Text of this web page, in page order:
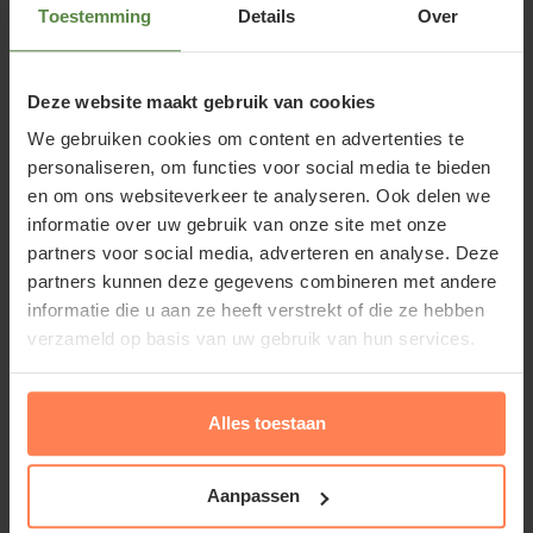
Toestemming Details Over
Deze website maakt gebruik van cookies
We gebruiken cookies om content en advertenties te
personaliseren, om functies voor social media te bieden
en om ons websiteverkeer te analyseren. Ook delen we
informatie over uw gebruik van onze site met onze
partners voor social media, adverteren en analyse. Deze
partners kunnen deze gegevens combineren met andere
informatie die u aan ze heeft verstrekt of die ze hebben
verzameld op basis van uw gebruik van hun services.
Alles toestaan
Aanpassen
hieronder voor meer informatie.
Ten opzichte van haar grootbloemige
violenbroertjes groeit dit mini-winterviooltje
bossiger. Dit mini-viooltje bloeit met van geel naar
crème-wit verkleurende kroonbladeren en een bijna
zwart oogje. Dit viooltje bloeit gedurende de hele
winter. Bij vorst beschermt de plant zichzelf door
temperatuur boven het vriespunt stijgt staat het
viooltje weer fier overeind. De bloei duurt voort tot
diep in het voorjaar. Afhankelijk van de temperatuur
blijft dit éénjarig plantje mooi tot eind april -
Lees meer